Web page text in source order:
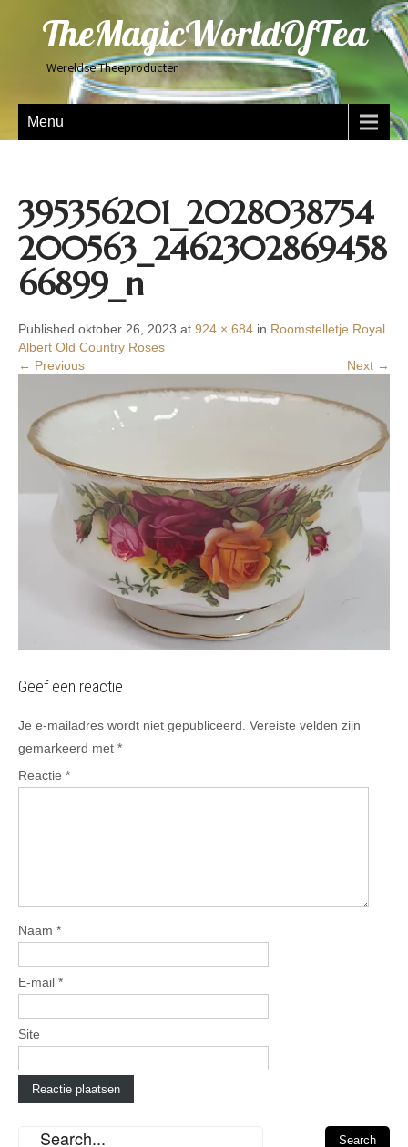
TheMagicWorldOfTea
Wereldse Theeproducten
Menu
395356201_2028038754
200563_2462302869458
66899_n
Published oktober 26, 2023 at 924 × 684 in Roomstelletje Royal
Albert Old Country Roses
← Previous
Next →
Geef een reactie
Je e-mailadres wordt niet gepubliceerd. Vereiste velden zijn
gemarkeerd met *
Reactie *
Naam *
E-mail *
Site